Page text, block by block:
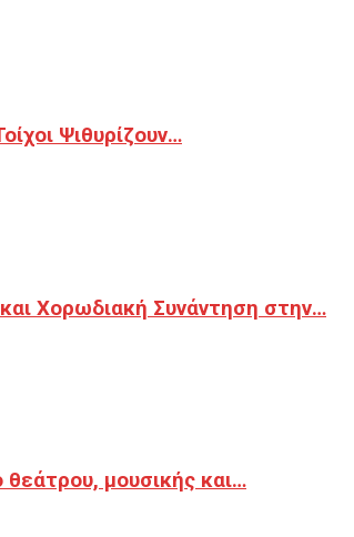
Ψιθυρίζουν…
Χορωδιακή Συνάντηση στην…
μουσικής και…